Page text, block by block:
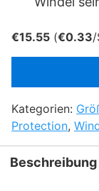
€15.55 (€0.33/
Kategorien:
Protection,
Beschreibung